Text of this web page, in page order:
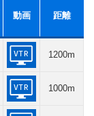
動画 距離
1200m
1000m